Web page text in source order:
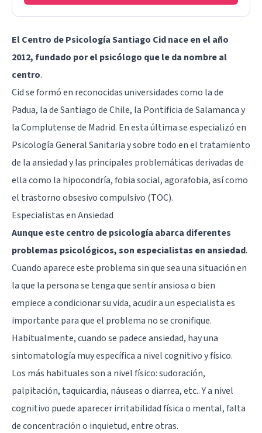
El Centro de Psicología Santiago Cid nace en el año
2012, fundado por el psicólogo que le da nombre al
centro.
Cid se formó en reconocidas universidades como la de
Padua, la de Santiago de Chile, la Pontificia de Salamanca y
la Complutense de Madrid. En esta última se especializó en
Psicología General Sanitaria y sobre todo en el tratamiento
de la ansiedad y las principales problemáticas derivadas de
ella como la hipocondría, fobia social, agorafobia, así como
el trastorno obsesivo compulsivo (TOC).
Especialistas en Ansiedad
Aunque este centro de psicología abarca diferentes
problemas psicológicos, son especialistas en ansiedad.
Cuando aparece este problema sin que sea una situación en
la que la persona se tenga que sentir ansiosa o bien
empiece a condicionar su vida, acudir a un especialista es
importante para que el problema no se cronifique.
Habitualmente, cuando se padece ansiedad, hay una
sintomatología muy específica a nivel cognitivo y físico.
Los más habituales son a nivel físico: sudoración,
palpitación, taquicardia, náuseas o diarrea, etc.. Y a nivel
cognitivo puede aparecer irritabilidad física o mental, falta
de concentración o inquietud, entre otras.